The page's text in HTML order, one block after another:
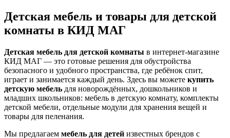
Детская мебель и товары для детской
комнаты в КИД МАГ
Детская мебель для детской комнаты в интернет‑магазине
КИД МАГ — это готовые решения для обустройства
безопасного и удобного пространства, где ребёнок спит,
играет и занимается каждый день. Здесь вы можете купить
детскую мебель для новорождённых, дошкольников и
младших школьников: мебель в детскую комнату, комплекты
детской мебели, отдельные модули для хранения вещей и
товары для пеленания.
Мы предлагаем мебель для детей известных брендов с